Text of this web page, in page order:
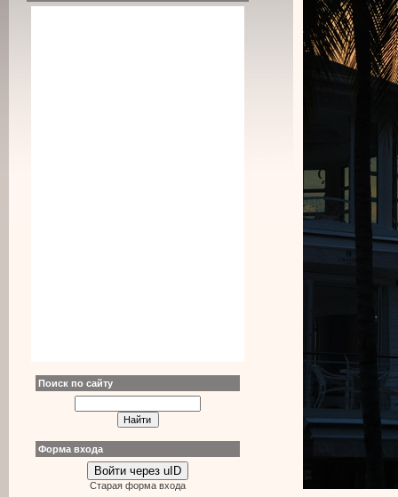
Поиск по сайту
Форма входа
Войти через uID
Старая форма входа